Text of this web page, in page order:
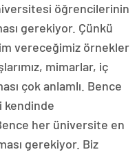
öğrencilerinin
gerekiyor. Çünkü
vereceğimiz örnekler
mimarlar, iç
çok anlamlı. Bence
kendinde
her üniversite en
gerekiyor. Biz